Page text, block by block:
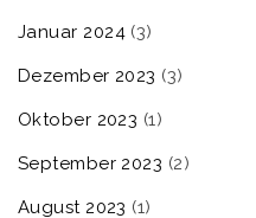
Januar 2024(3)
Dezember 2023 (3)
Oktober 2023 (1)
September 2023 (2)
August 2023 (1)